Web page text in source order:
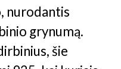
nurodantis
grynumą.
šie